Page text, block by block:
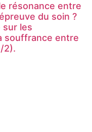
résonance entre
du soin ?
sur les
souffrance entre
2).